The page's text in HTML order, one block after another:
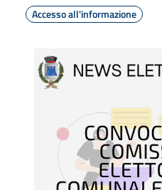
Accesso all'informazione